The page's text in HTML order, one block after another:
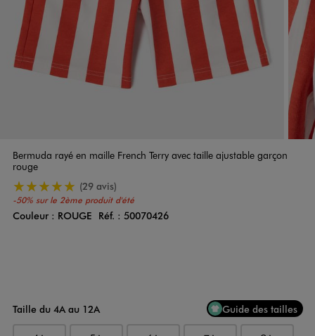
Bermuda rayé en maille French Terry avec taille ajustable garçon
rouge
-50% sur le 2ème produit d'été
5/5 de moyenne(29 avis)
Couleur
Couleur : ROUGE Réf. : 50070426
Taille du 4A au 12A Guide des tailles